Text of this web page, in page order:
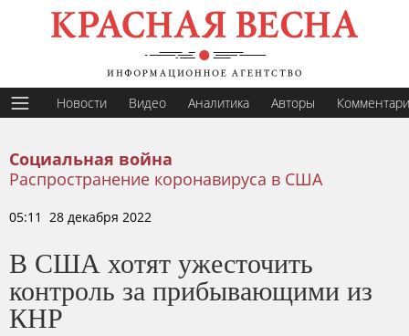
Новости Видео Аналитика Авторы
Социальная война
Распространение коронавируса в США
05:11 28 декабря 2022
В США хотят ужесточить
контроль за прибывающими из
КНР